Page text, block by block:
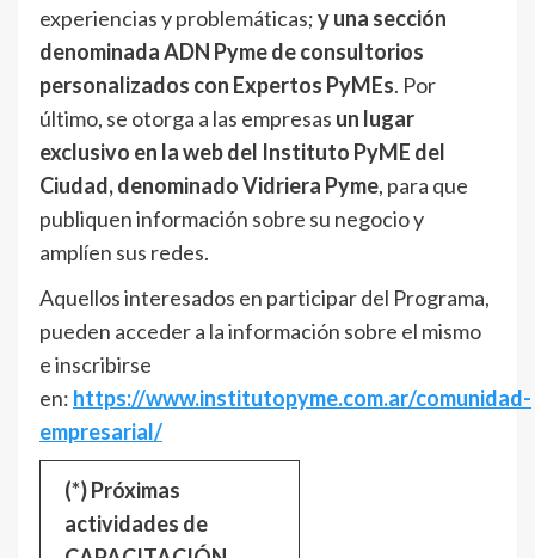
experiencias y problemáticas;y una sección
denominada ADN Pyme de consultorios
personalizados con Expertos PyMEs. Por
último, se otorga a las empresas un lugar
exclusivo en la web del Instituto PyME del
Ciudad, denominado Vidriera Pyme, para que
publiquen información sobre su negocio y
amplíen sus redes.
Aquellos interesados en participar del Programa,
pueden acceder a la información sobre el mismo
e inscribirse
en: https://www.institutopyme.com.ar/comunidad-
empresarial/
(*)Próximas
actividades de